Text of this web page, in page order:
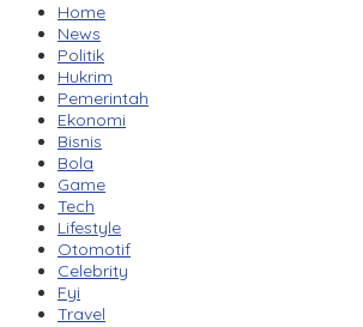
Home
News
Politik
Hukrim
Pemerintah
Ekonomi
Bisnis
Bola
Game
Tech
Lifestyle
Otomotif
Celebrity
Fyi
Travel